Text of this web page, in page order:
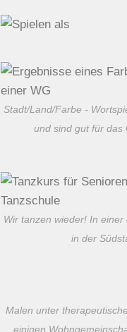
Stadt/Land/Farbe -
und sind gut für das
Wir tanzen wieder! In einer
in der
Malen unter
einigen